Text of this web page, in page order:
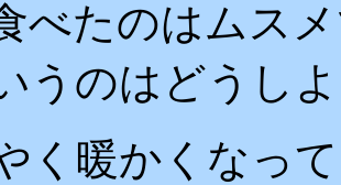
べたのはムス
うのはどうし
く暖かくなっ